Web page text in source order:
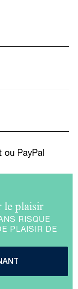
ou PayPal
le plaisir
RISQUE
PLAISIR DE